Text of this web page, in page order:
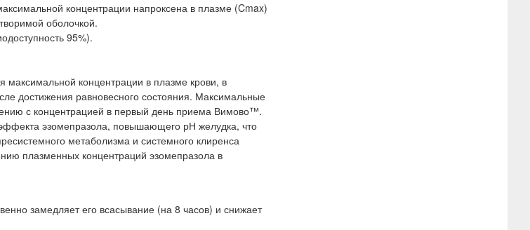
концентрации напроксена в плазме (Cmax)
оболочкой.
95%).
максимальной концентрации в плазме крови, в
достижения равновесного состояния. Максимальные
с концентрацией в первый день приема Вимово™.
эзомепразола, повышающего рН желудка, что
метаболизма и системного клиренса
плазменных концентраций эзомепразола в
замедляет его всасывание (на 8 часов) и снижает